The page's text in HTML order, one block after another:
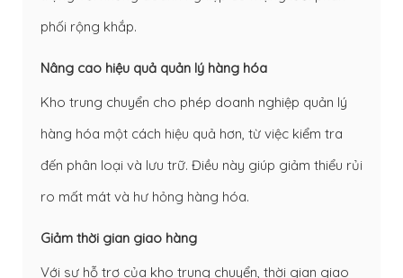
phối rộng khắp.
Nâng cao hiệu quả quản lý hàng hóa
Kho trung chuyển cho phép doanh nghiệp quản lý
hàng hóa một cách hiệu quả hơn, từ việc kiểm tra
đến phân loại và lưu trữ. Điều này giúp giảm thiểu rủi
ro mất mát và hư hỏng hàng hóa.
Giảm thời gian giao hàng
Với sự hỗ trợ của kho trung chuyển, thời gian giao